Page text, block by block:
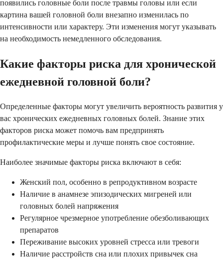
появились головные боли после травмы головы или если
картина вашей головной боли внезапно изменилась по
интенсивности или характеру. Эти изменения могут указывать
на необходимость немедленного обследования.
Какие факторы риска для хронической
ежедневной головной боли?
Определенные факторы могут увеличить вероятность развития у
вас хронических ежедневных головных болей. Знание этих
факторов риска может помочь вам предпринять
профилактические меры и лучше понять свое состояние.
Наиболее значимые факторы риска включают в себя:
Женский пол, особенно в репродуктивном возрасте
Наличие в анамнезе эпизодических мигреней или
головных болей напряжения
Регулярное чрезмерное употребление обезболивающих
препаратов
Переживание высоких уровней стресса или тревоги
Наличие расстройств сна или плохих привычек сна